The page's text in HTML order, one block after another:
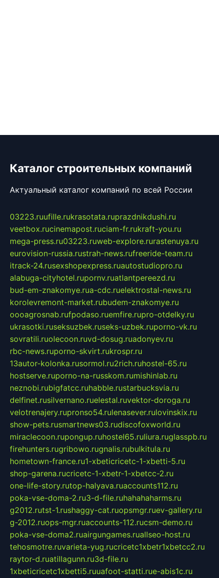
Каталог строительных компаний
Актуальный каталог компаний по всей России
03223.ruufille.rukrasotata.ruprazdnikdushi.ru
veetbox.rucinemapost.ruciam-fr.rukraft-you.ru
mega-press.ru03223.ruweb-explore.rurastenuya.ru
eurovision-russia.rustrah-news.rufreeride-team.ru
itrack-24.rusexshopexpress.ruautostudiopro.ru
alabuga-cityhotel.rupornv.ruatlantpereezd.ru
bud-em-znakomye.rua-cdc.ruelektrostal-news.ru
korolevremont-market.rubudem-znakomye.ru
oooagrosnab.rufpodaso.ruemfire.rupro-otdelky.ru
ukrasotki.ruseksuzbek.ruseks-uzbek.ruporno-vk.ru
sovratili.ruolecoon.ruvd-dosug.ruadonyev.ru
rbc-news.ruporno-skvirt.rukrospr.ru
13autor-kolonka.rusormol.ru2rich.ruhostel-65.ru
hostserve.ruporno-na-russkom.rumishinlab.ru
neznobi.rubigfatcc.ruhabble.rustarbucksvia.ru
delfinet.rusilvernano.ruelestal.ruvektor-doroga.ru
velotrenajery.rupronso54.rulenasever.rulovinskix.ru
show-pets.rusmartnews03.rudiscofoxworld.ru
miraclecoon.rupongup.ruhostel65.ruliura.ruglasspb.ru
firehunters.rugribowo.rugnalis.rubulkitula.ru
hometown-france.ru1-xbeticricetc-1-xbetti-5.ru
shop-garena.rucricetc-1-xbetr-1-xbetcc-2.ru
one-life-story.rutop-halyava.ruaccounts112.ru
poka-vse-doma-2.ru3-d-file.ruhahahaharms.ru
g2012.rutst-1.rushaggy-cat.ruopsmgr.ruev-gallery.ru
g-2012.ruops-mgr.ruaccounts-112.rucsm-demo.ru
poka-vse-doma2.ruairgungames.ruallseo-host.ru
tehosmotre.ruvarieta-yug.rucricetc1xbetr1xbetcc2.ru
raytor-d.ruatillagunn.ru3d-file.ru
1xbeticricetc1xbetti5.ruuafoot-statti.rue-abis1c.ru